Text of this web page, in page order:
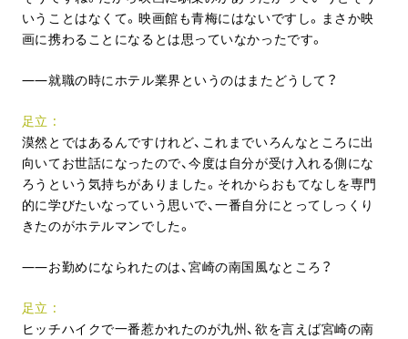
いうことはなくて。映画館も青梅にはないですし。まさか映
画に携わることになるとは思っていなかったです。
就職の時にホテル業界というのはまたどうして？
足立
漠然とではあるんですけれど、これまでいろんなところに出
向いてお世話になったので、今度は自分が受け入れる側にな
ろうという気持ちがありました。それからおもてなしを専門
的に学びたいなっていう思いで、一番自分にとってしっくり
きたのがホテルマンでした。
お勤めになられたのは、宮崎の南国風なところ？
足立
ヒッチハイクで一番惹かれたのが九州、欲を言えば宮崎の南